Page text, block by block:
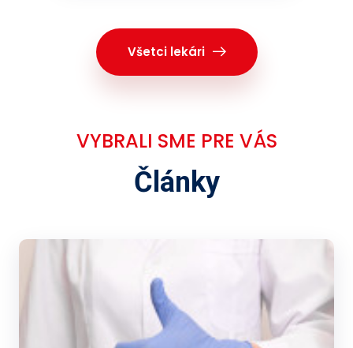
Všetci lekári
VYBRALI SME PRE VÁS
Články